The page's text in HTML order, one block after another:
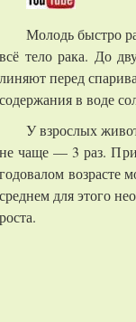
Молодь быстро
всё тело рака. До
линяют перед
содержания в воде
У взрослых
не чаще — 3 раз. При
годовалом возрасте
среднем для этого
роста.